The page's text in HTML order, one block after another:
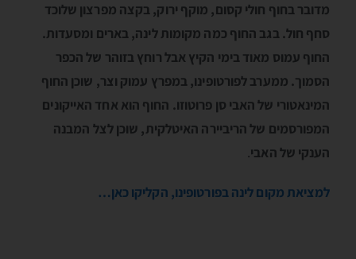
מדובר בחוף חולי קסום, מוקף ירוק, בקצה מפרצון שלוכד
סחף חול. בגב החוף כמה מקומות לינה, בארים ומסעדות.
החוף עמוס מאוד בימי הקיץ אבל רוחץ בזוהר של הכפר
הסמוך. ממערב לפורטופינו, במפרץ עמוק וצר, שוכן החוף
המינאטורי של האבי סן פרוטוזו. החוף הוא אחד האייקונים
המפורסמים של הריביירה האיטלקית, שוכן לצל המבנה
הענקי של האבי.
למציאת מקום לינה בפורטופינו, הקליקו כאן…